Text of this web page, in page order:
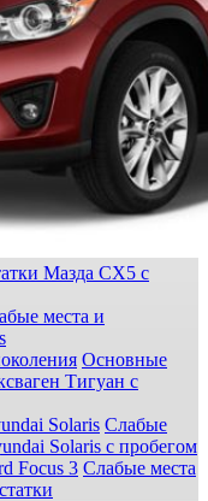
Мазда СХ5 с
места и
Основные
Тигуан с
Слабые
Solaris с пробегом
Слабые места